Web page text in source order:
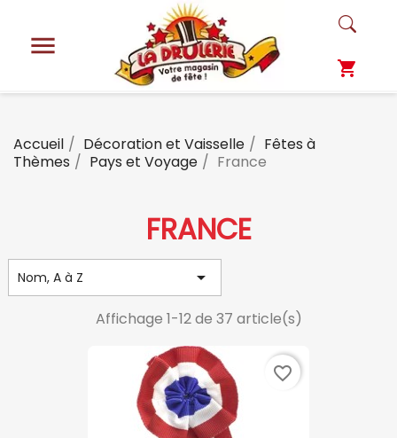

shopping_cart
Accueil Décoration et Vaisselle
Fêtes à
Thèmes
Pays et Voyage France
FRANCE
Nom, A à Z 
Affichage 1-12 de 37 article(s)
favorite_border